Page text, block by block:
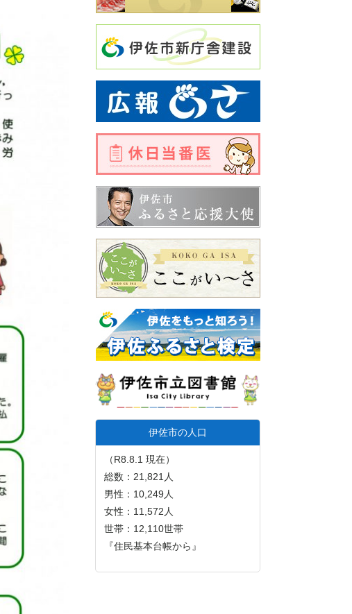
伊佐市の人口
（R8.8.1 現在）
総数：21,821人
男性：10,249人
女性：11,572人
世帯：12,110世帯
『住民基本台帳から』